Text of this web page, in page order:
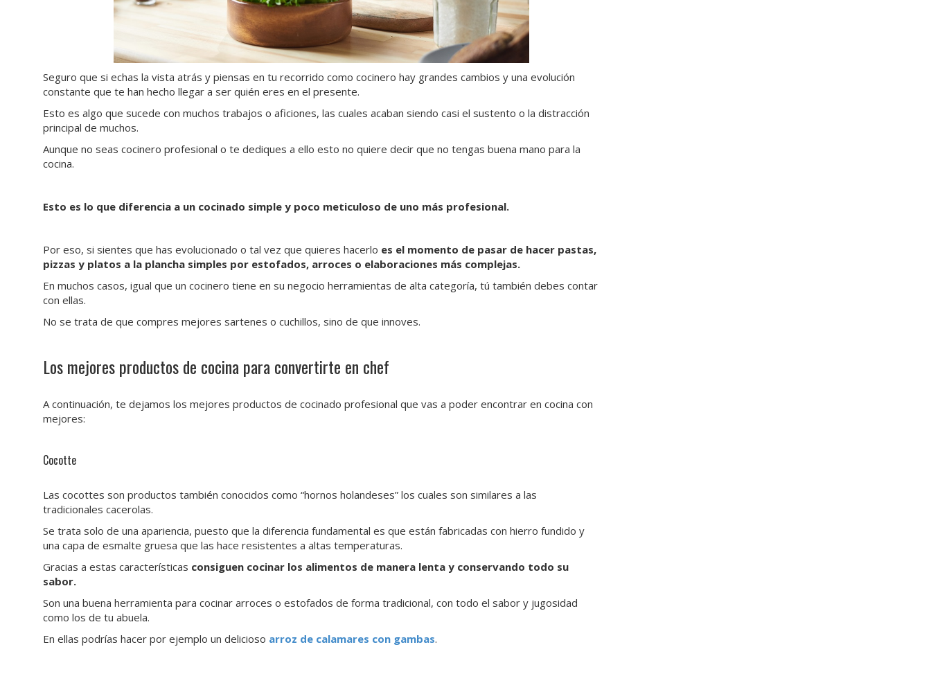
Seguro que si echas la vista atrás y piensas en tu recorrido como cocinero hay grandes cambios y una evolución
constante que te han hecho llegar a ser quién eres en el presente.
Esto es algo que sucede con muchos trabajos o aficiones, las cuales acaban siendo casi el sustento o la distracción
principal de muchos.
Aunque no seas cocinero profesional o te dediques a ello esto no quiere decir que no tengas buena mano para la
cocina.
Esto es lo que diferencia a un cocinado simple y poco meticuloso de uno más profesional.
Por eso, si sientes que has evolucionado o tal vez que quieres hacerlo es el momento de pasar de hacer pastas,
pizzas y platos a la plancha simples por estofados, arroces o elaboraciones más complejas.
En muchos casos, igual que un cocinero tiene en su negocio herramientas de alta categoría, tú también debes contar
con ellas.
No se trata de que compres mejores sartenes o cuchillos, sino de que innoves.
Los mejores productos de cocina para convertirte en chef
A continuación, te dejamos los mejores productos de cocinado profesional que vas a poder encontrar en cocina con
mejores:
Cocotte
Las cocottes son productos también conocidos como “hornos holandeses” los cuales son similares a las
tradicionales cacerolas.
Se trata solo de una apariencia, puesto que la diferencia fundamental es que están fabricadas con hierro fundido y
una capa de esmalte gruesa que las hace resistentes a altas temperaturas.
Gracias a estas características consiguen cocinar los alimentos de manera lenta y conservando todo su
sabor.
Son una buena herramienta para cocinar arroces o estofados de forma tradicional, con todo el sabor y jugosidad
como los de tu abuela.
En ellas podrías hacer por ejemplo un delicioso arroz de calamares con gambas.